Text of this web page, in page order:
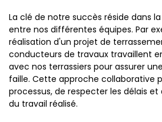
La clé de notre succès réside dans
entre nos différentes équipes. Par
réalisation d'un projet de
conducteurs de travaux travaillent
avec nos terrassiers pour assurer
faille. Cette approche collaborative
processus, de respecter les délais
du travail réalisé.